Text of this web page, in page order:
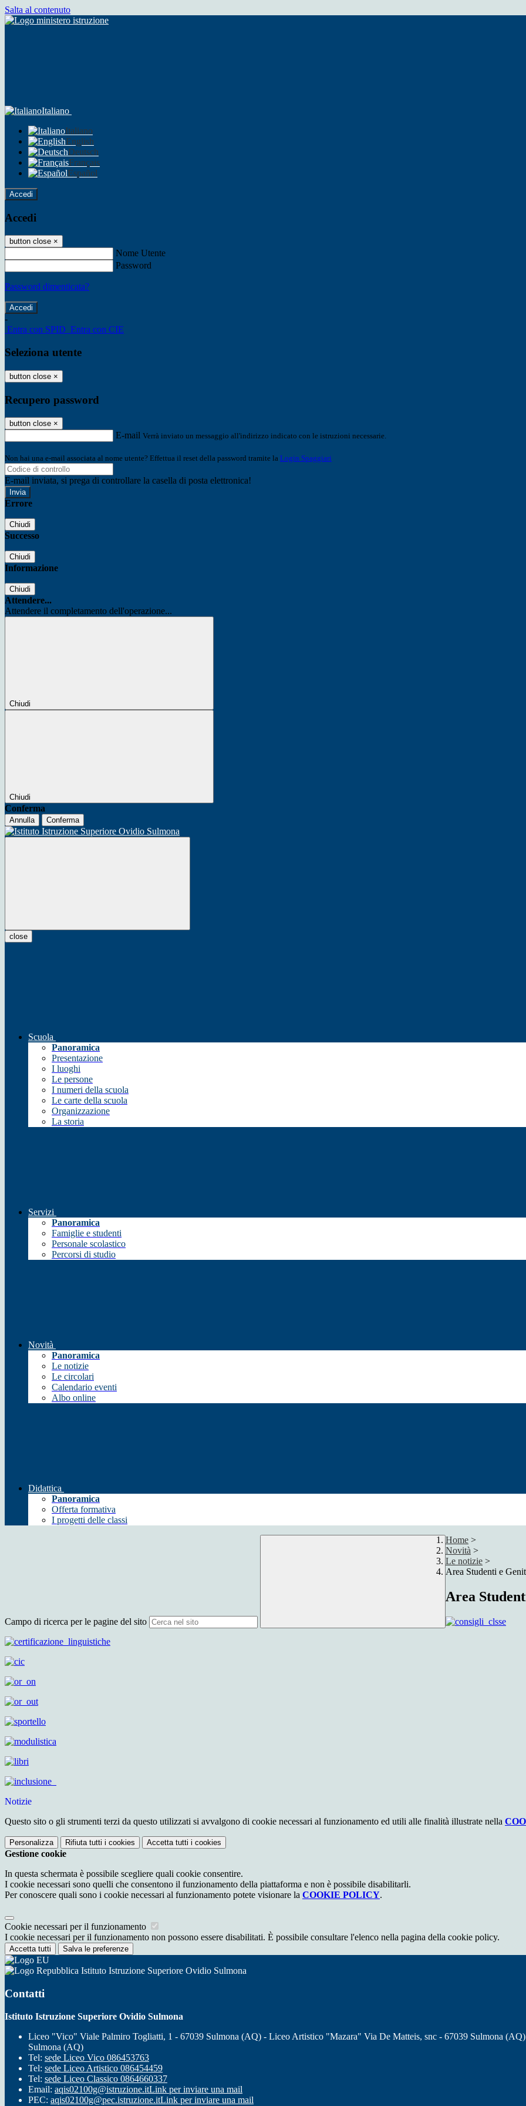
Salta al contenuto
Italiano
Italiano
English
Deutsch
Français
Español
Accedi
Accedi
button close ×
Nome Utente
Password
Password dimenticata?
-
Entra con SPID Entra con CIE
Seleziona utente
button close ×
Recupero password
button close ×
E-mail Verrà inviato un messaggio all'indirizzo indicato con le istruzioni necessarie.
Non hai una e-mail associata al nome utente? Effettua il reset della password tramite la Login Spaggiari
E-mail inviata, si prega di controllare la casella di posta elettronica!
Errore
Chiudi
Successo
Chiudi
Informazione
Chiudi
Attendere...
Attendere il completamento dell'operazione...
Chiudi
Chiudi
Conferma
Annulla Conferma
close
Scuola
Panoramica
Presentazione
I luoghi
Le persone
I numeri della scuola
Le carte della scuola
Organizzazione
La storia
Servizi
Panoramica
Famiglie e studenti
Personale scolastico
Percorsi di studio
Novità
Panoramica
Le notizie
Le circolari
Calendario eventi
Albo online
Didattica
Panoramica
Offerta formativa
I progetti delle classi
Campo di ricerca per le pagine del sito
Home >
Novità >
Le notizie >
Area Studenti e
Area
Notizie
Questo sito o gli strumenti terzi da questo utilizzati si avvalgono di cookie necessari al funzionamento ed utili alle finalità illustrate nella
Personalizza Rifiuta tutti i cookies Accetta tutti i cookies
Gestione cookie
In questa schermata è possibile scegliere quali cookie consentire.
I cookie necessari sono quelli che consentono il funzionamento della piattaforma e non è possibile disabilitarli.
Per conoscere quali sono i cookie necessari al funzionamento potete visionare la COOKIE POLICY.
Cookie necessari per il funzionamento
I cookie necessari per il funzionamento non possono essere disabilitati. È possibile consultare l'elenco nella pagina della cookie policy.
Accetta tutti Salva le preferenze
Istituto Istruzione Superiore Ovidio Sulmona
Contatti
Istituto Istruzione Superiore Ovidio Sulmona
Liceo "Vico" Viale Palmiro Togliatti, 1 - 67039 Sulmona (AQ) - Liceo Artistico "Mazara" Via De Matteis, snc - 67039 Sulmona
Sulmona (AQ)
Tel: sede Liceo Vico 086453763
Tel: sede Liceo Artistico 086454459
Tel: sede Liceo Classico 0864660337
Email: aqis02100g@istruzione.itLink per inviare una mail
PEC: aqis02100g@pec.istruzione.itLink per inviare una mail